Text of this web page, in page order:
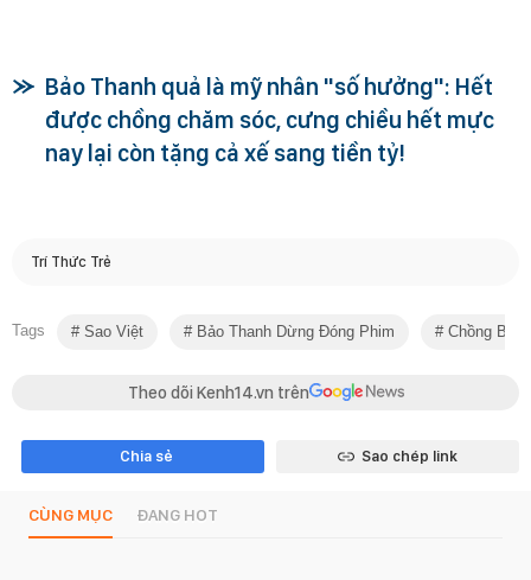
Bảo Thanh quả là mỹ nhân "số hưởng": Hết
được chồng chăm sóc, cưng chiều hết mực
nay lại còn tặng cả xế sang tiền tỷ!
Trí Thức Trẻ
Tags Sao Việt Bảo Thanh Dừng Đóng Phim Chồng Bảo
Theo dõi Kenh14.vn trên
Chia sẻ Sao chép link
CÙNG MỤC ĐANG HOT